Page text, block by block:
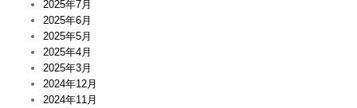
S
A
N
S
A
I
Z
2025年7月
2025年6月
2025年5月
2025年4月
2025年3月
2024年12月
2024年11月